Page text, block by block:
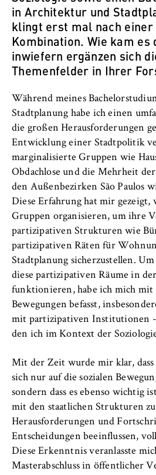
in Architektur und
klingt erst mal nach einer
Kombination. Wie kam es
inwiefern ergänzen sich
Themenfelder in Ihrer
Während meines
Stadtplanung habe ich einen
die großen Herausforderungen
Entwicklung einer Stadtpolitik
marginalisierte Gruppen wie
Obdachlose und die Mehrheit
den Außenbezirken São Paulos
Diese Erfahrung hat mir gezeigt,
Gruppen organisieren, um ihre
partizipativen Strukturen wie
partizipativen Räten für
Stadtplanung sicherzustellen.
diese partizipativen Räume in
funktionieren, habe ich mich mit
Bewegungen befasst,
mit partizipativen Institutionen
den ich im Kontext der
Mit der Zeit wurde mir klar, dass
sich nur auf die sozialen
sondern dass es ebenso wichtig
mit den staatlichen Strukturen
Herausforderungen und
Entscheidungen beeinflussen,
Diese Erkenntnis veranlasste
Masterabschluss in öffentlicher